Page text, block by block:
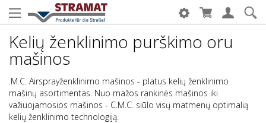
Kelių ženklinimo purškimo oru
mašinos
.M.C. Airsprayženklinimo mašinos - platus kelių ženklinimo
mašinų asortimentas. Nuo mažos rankinės mašinos iki
važiuojamosios mašinos - C.M.C. siūlo visų matmenų optimalią
kelių ženklinimo technologiją.